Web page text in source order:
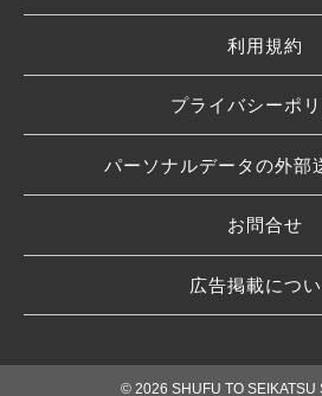
利用規約
プライバシーポ
パーソナルデータの外部
お問合せ
広告掲載につ
© 2026 SHUFU TO SEIKATSU